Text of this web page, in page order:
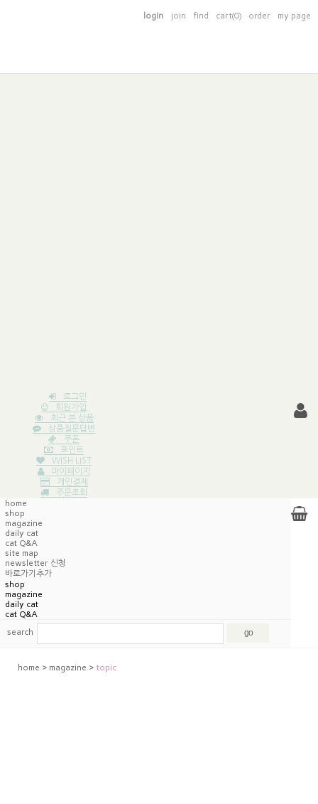
login join find cart(0) order my page
로그인
회원가입
최근 본 상품
상품질문답변
쿠폰
포인트
WISH LIST
마이페이지
개인결제
주문조회
home
shop
magazine
daily cat
cat Q&A
site map
newsletter 신청
바로가기추가
shop
magazine
daily cat
cat Q&A
search
home > magazine > topic